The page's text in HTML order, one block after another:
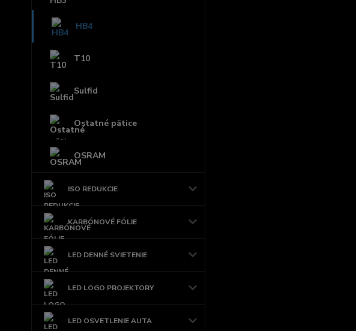
HB4
T10
Sulfid
Ostatné pätice
OSRAM
ISO REDUKCIE
KARBÓNOVÉ FÓLIE
LED DENNÉ SVIETENIE
LED LOGO PROJEKTORY
LED OSVETLENIE AUTA